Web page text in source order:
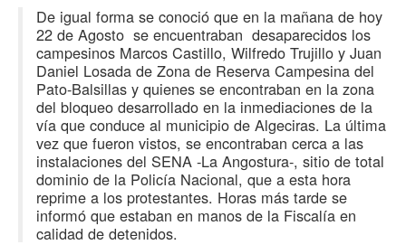
De igual forma se conoció que en la mañana de hoy
22 de Agosto se encuentraban desaparecidos los
campesinos Marcos Castillo, Wilfredo Trujillo y Juan
Daniel Losada de Zona de Reserva Campesina del
Pato-Balsillas y quienes se encontraban en la zona
del bloqueo desarrollado en la inmediaciones de la
vía que conduce al municipio de Algeciras. La última
vez que fueron vistos, se encontraban cerca a las
instalaciones del SENA -La Angostura-, sitio de total
dominio de la Policía Nacional, que a esta hora
reprime a los protestantes. Horas más tarde se
informó que estaban en manos de la Fiscalía en
calidad de detenidos.